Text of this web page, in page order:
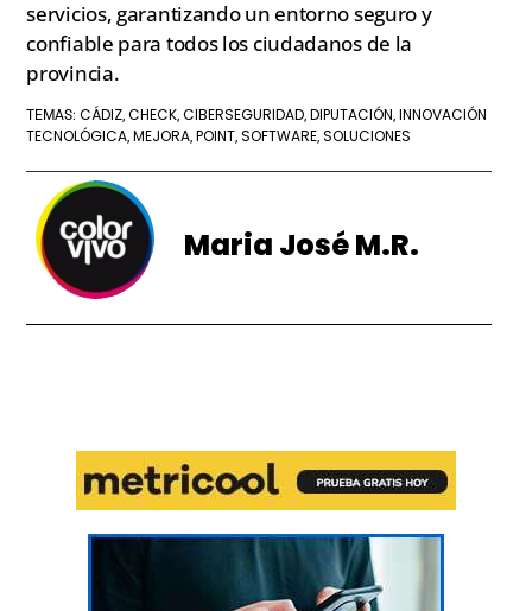
servicios, garantizando un entorno seguro y
confiable para todos los ciudadanos de la
provincia.
TEMAS:CÁDIZ,CHECK,CIBERSEGURIDAD, DIPUTACIÓN, INNOVACIÓN
TECNOLÓGICA, MEJORA, POINT,SOFTWARE,SOLUCIONES
Maria José M.R.